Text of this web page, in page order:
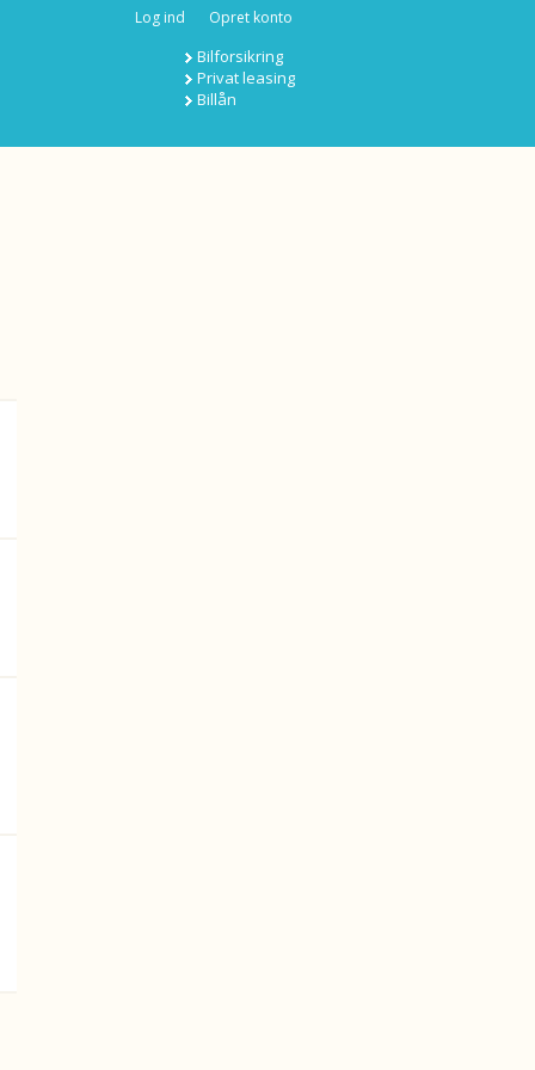
Log ind Opret konto
Bilforsikring
Privat leasing
Billån